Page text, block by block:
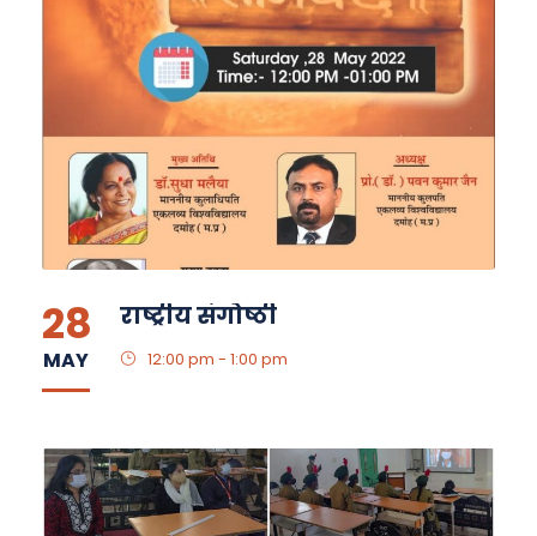
28
MAY
राष्ट्रीय संगोष्ठी
12:00 pm - 1:00 pm